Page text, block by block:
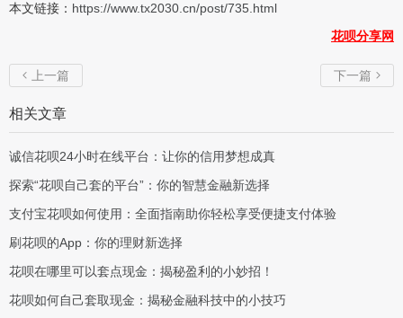
本文链接： https://www.tx2030.cn/post/735.html
花呗分享网
 上一篇 下一篇 
相关文章
诚信花呗24小时在线平台：让你的信用梦想成真
探索“花呗自己套的平台”：你的智慧金融新选择
支付宝花呗如何使用：全面指南助你轻松享受便捷支付体验
刷花呗的App：你的理财新选择
花呗在哪里可以套点现金：揭秘盈利的小妙招！
花呗如何自己套取现金：揭秘金融科技中的小技巧